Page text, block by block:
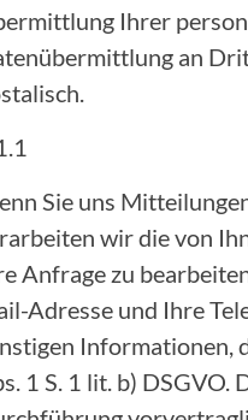
Ihrer
an
Sie uns
wir die von
Anfrage zu
Adresse und Ihre
Informationen,
1 S. 1 lit. b)